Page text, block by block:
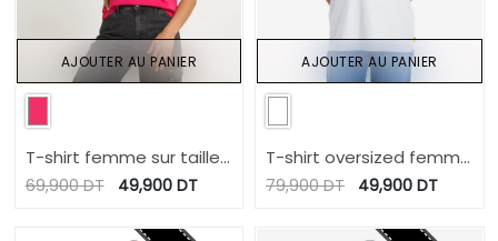
T-shirt femme sur taille
avec boutons pression
69,900DT 49,900DT
AJOUTER AU PANIER
T-shirt oversized femme
إلي تعدى وفاااااات
79,900DT 49,900 DT
AJOUTER AU PANIER